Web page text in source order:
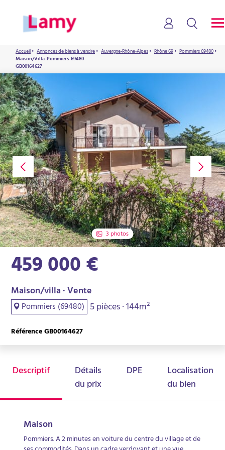
Accueil• Annonces de biens à vendre• Auvergne-Rhône-Alpes• Rhône 69• Pommiers 69480•
Maison/Villa-Pommiers-69480-
GB00164627
3 photos
Maison/villa · Vente
Pommiers (69480) 5 pièces · 144m²
459 000 €
Référence GB00164627
Descriptif Détails
du prix
DPE Localisation
du bien
Maison
Pommiers. A 2 minutes en voiture du centre du village et de